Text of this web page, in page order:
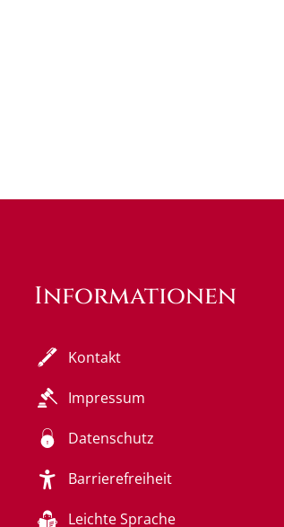
Informationen
Kontakt
Impressum
Datenschutz
Barrierefreiheit
Leichte Sprache